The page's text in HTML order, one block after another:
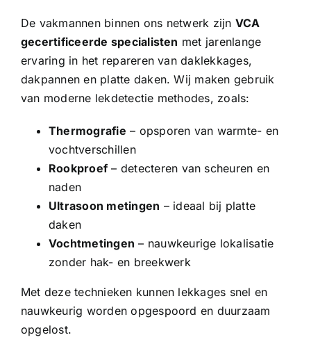
De vakmannen binnen ons netwerk zijn VCA
gecertificeerde specialisten met jarenlange
ervaring in het repareren van daklekkages,
dakpannen en platte daken. Wij maken gebruik
van moderne lekdetectie methodes, zoals:
Thermografie – opsporen van warmte- en
vochtverschillen
Rookproef– detecteren van scheuren en
naden
Ultrasoon metingen – ideaal bij platte
daken
Vochtmetingen – nauwkeurige lokalisatie
zonder hak- en breekwerk
Met deze technieken kunnen lekkages snel en
nauwkeurig worden opgespoord en duurzaam
opgelost.